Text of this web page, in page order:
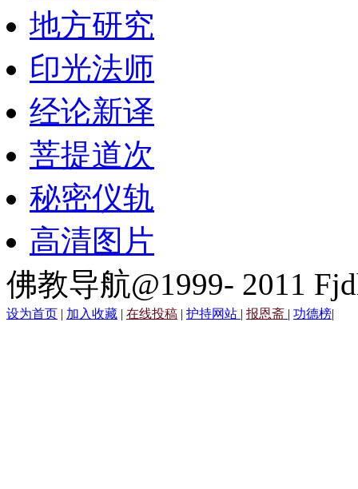
地方研究
印光法师
经论新译
菩提道次
秘密仪轨
高清图片
佛教导航@1999- 2011
设为首页 | 加入收藏 | 在线投稿 | 护持网站 | 报恩斋 | 功德榜|